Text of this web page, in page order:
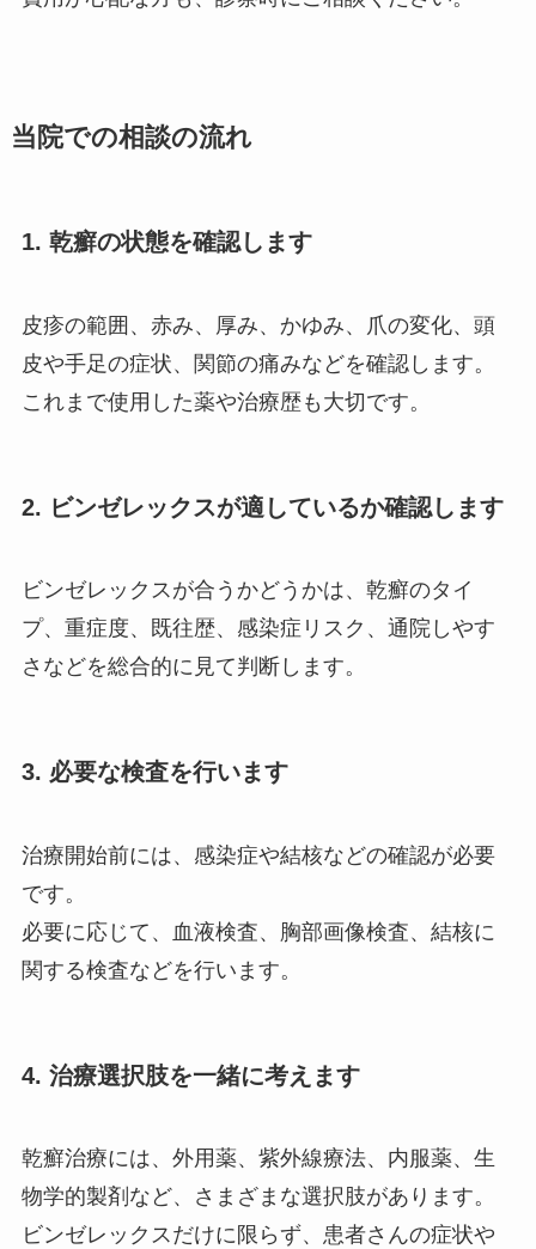
当院での相談の流れ
1. 乾癬の状態を確認します
皮疹の範囲、赤み、厚み、かゆみ、爪の変化、頭
皮や手足の症状、関節の痛みなどを確認します。
これまで使用した薬や治療歴も大切です。
2. ビンゼレックスが適しているか確認します
ビンゼレックスが合うかどうかは、乾癬のタイ
プ、重症度、既往歴、感染症リスク、通院しやす
さなどを総合的に見て判断します。
3. 必要な検査を行います
治療開始前には、感染症や結核などの確認が必要
です。
必要に応じて、血液検査、胸部画像検査、結核に
関する検査などを行います。
4. 治療選択肢を一緒に考えます
乾癬治療には、外用薬、紫外線療法、内服薬、生
物学的製剤など、さまざまな選択肢があります。
ビンゼレックスだけに限らず、患者さんの症状や